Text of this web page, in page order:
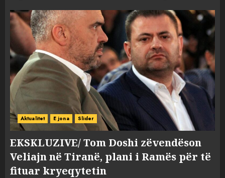
Aktualitet E jona Slider
EKSKLUZIVE/ Tom Doshi zëvendëson
Veliajn në Tiranë, plani i Ramës për të
fituar kryeqytetin